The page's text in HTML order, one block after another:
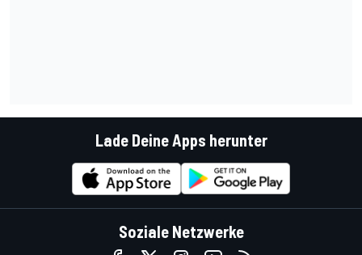
Lade Deine Apps herunter
Soziale Netzwerke